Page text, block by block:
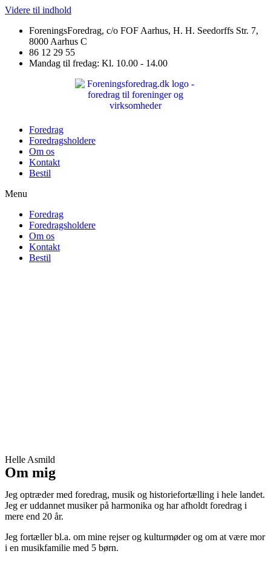
Videre til indhold
ForeningsForedrag, c/o FOF Aarhus, H. H. Seedorffs Str. 7,
8000 Aarhus C
86 12 29 55
Mandag til fredag: Kl. 10.00 - 14.00
Foredrag
Foredragsholdere
Om os
Kontakt
Bestil
Menu
Foredrag
Foredragsholdere
Om os
Kontakt
Bestil
Helle Asmild
Om mig
Jeg optræder med foredrag, musik og historiefortælling i hele landet.
Jeg er uddannet musiker på harmonika og har afholdt foredrag i
mere end 20 år.
Jeg fortæller bl.a. om mine rejser og kulturmøder og om at være mor
i en musikfamilie med 5 børn.